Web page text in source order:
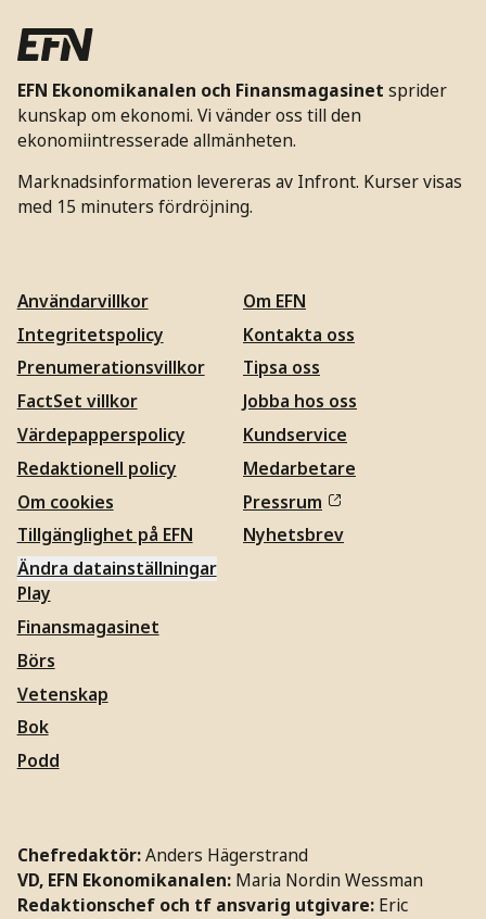
EFN Ekonomikanalen och Finansmagasinet sprider
kunskap om ekonomi. Vi vänder oss till den
ekonomiintresserade allmänheten.
Marknadsinformation levereras av Infront. Kurser visas
med 15 minuters fördröjning.
Användarvillkor
Integritetspolicy
Prenumerationsvillkor
FactSet villkor
Värdepapperspolicy
Redaktionell policy
Om cookies
Tillgänglighet på EFN
Ändra datainställningar
Om EFN
Kontakta oss
Tipsa oss
Jobba hos oss
Kundservice
Medarbetare
Pressrum
Nyhetsbrev
Play
Finansmagasinet
Börs
Vetenskap
Bok
Podd
Chefredaktör:Anders Hägerstrand
VD, EFN Ekonomikanalen: Maria Nordin Wessman
Redaktionschef och tf ansvarig utgivare: Eric